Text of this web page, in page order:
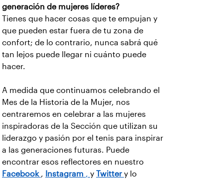
generación de mujeres líderes?
Tienes que hacer cosas que te empujan y
que pueden estar fuera de tu zona de
confort; de lo contrario, nunca sabrá qué
tan lejos puede llegar ni cuánto puede
hacer.
A medida que continuamos celebrando el
Mes de la Historia de la Mujer, nos
centraremos en celebrar a las mujeres
inspiradoras de la Sección que utilizan su
liderazgo y pasión por el tenis para inspirar
a las generaciones futuras. Puede
encontrar esos reflectores en nuestro
Facebook , Instagram , y Twitter y lo